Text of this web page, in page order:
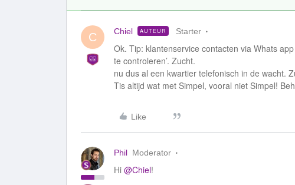
C Chiel AUTEUR Starter
Ok. Tip: klantenservice contacten via Whats
te controleren’. Zucht.
nu dus al een kwartier telefonisch in de wacht.
Tis altijd wat met Simpel, vooral niet Simpel!
Like
Phil Moderator
Hi @Chiel!